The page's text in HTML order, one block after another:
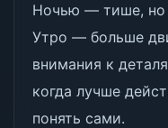
Ночью — тише, но
Утро — больше
внимания к
когда лучше
понять сами.